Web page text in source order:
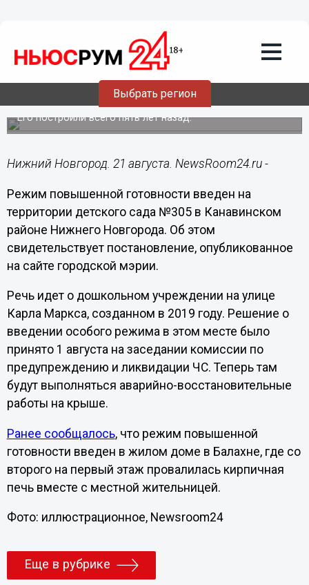
Выбрать регион
21.08.202414:02
Особый режим ввели на территории
детсада в Нижнем Новгороде
Его построили всего пять лет назад.
Нижний Новгород. 21 августа. NewsRoom24.ru -
Режим повышенной готовности введен на
территории детского сада №305 в Канавинском
районе Нижнего Новгорода. Об этом
свидетельствует постановление, опубликованное
на сайте городской мэрии.
Речь идет о дошкольном учреждении на улице
Карла Маркса, созданном в 2019 году. Решение о
введении особого режима в этом месте было
принято 1 августа на заседании комиссии по
предупреждению и ликвидации ЧС. Теперь там
будут выполняться аварийно-восстановительные
работы на крыше.
Ранее сообщалось, что режим повышенной
готовности введен в жилом доме в Балахне, где со
второго на первый этаж провалилась кирпичная
печь вместе с местной жительницей.
Фото: иллюстрационное, Newsroom24
Еще в рубрике